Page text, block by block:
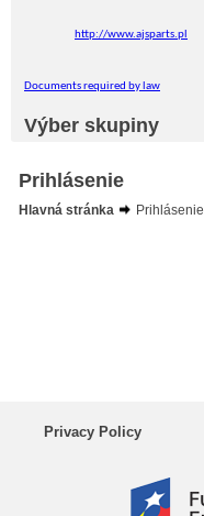
http://www.ajsparts.pl
Documents required by law
Výber skupiny
Prihlásenie
Hlavná stránka
Prihlásenie
Privacy Policy